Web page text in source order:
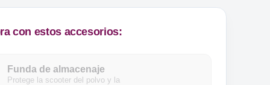
con estos accesorios:
Funda de almacenaje
Protege la scooter del polvo y la